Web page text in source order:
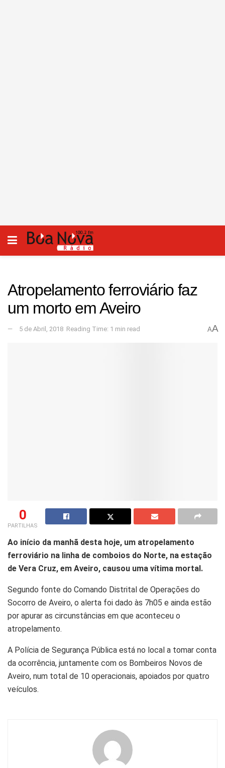
Atropelamento ferroviário faz
um morto em Aveiro
5 de Abril, 2018 Reading Time: 1 min read AA
0
PARTILHAS
Ao início da manhã desta hoje, um atropelamento
ferroviário na linha de comboios do Norte, na estação
de Vera Cruz, em Aveiro, causou uma vítima mortal.
Segundo fonte do Comando Distrital de Operações do
Socorro de Aveiro, o alerta foi dado às 7h05 e ainda estão
por apurar as circunstâncias em que aconteceu o
atropelamento.
A Polícia de Segurança Pública está no local a tomar conta
da ocorrência, juntamente com os Bombeiros Novos de
Aveiro, num total de 10 operacionais, apoiados por quatro
veículos.